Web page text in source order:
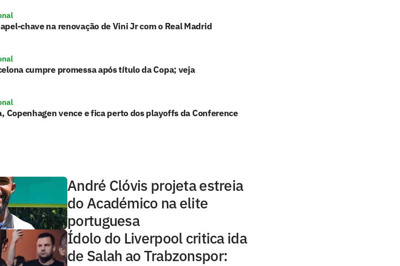
chave na renovação de Vini Jr com o Real Madrid
cumpre promessa após título da Copa; veja
Copenhagen vence e fica perto dos playoffs da Conference
André Clóvis projeta estreia
do Académico na elite
portuguesa
Ídolo do Liverpool critica ida
de Salah ao Trabzonspor: